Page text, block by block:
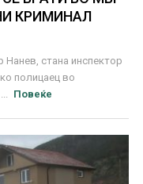
КРИМИНАЛ
Нанев, стана инспектор
полицаец во
Повеќе